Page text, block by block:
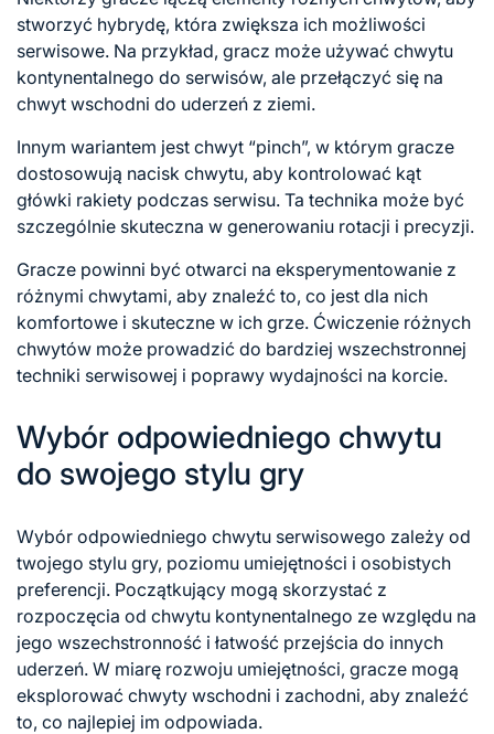
stworzyć hybrydę, która zwiększa ich możliwości
serwisowe. Na przykład, gracz może używać chwytu
kontynentalnego do serwisów, ale przełączyć się na
chwyt wschodni do uderzeń z ziemi.
Innym wariantem jest chwyt “pinch”, w którym gracze
dostosowują nacisk chwytu, aby kontrolować kąt
główki rakiety podczas serwisu. Ta technika może być
szczególnie skuteczna w generowaniu rotacji i precyzji.
Gracze powinni być otwarci na eksperymentowanie z
różnymi chwytami, aby znaleźć to, co jest dla nich
komfortowe i skuteczne w ich grze. Ćwiczenie różnych
chwytów może prowadzić do bardziej wszechstronnej
techniki serwisowej i poprawy wydajności na korcie.
Wybór odpowiedniego chwytu
do swojego stylu gry
Wybór odpowiedniego chwytu serwisowego zależy od
twojego stylu gry, poziomu umiejętności i osobistych
preferencji. Początkujący mogą skorzystać z
rozpoczęcia od chwytu kontynentalnego ze względu na
jego wszechstronność i łatwość przejścia do innych
uderzeń. W miarę rozwoju umiejętności, gracze mogą
eksplorować chwyty wschodni i zachodni, aby znaleźć
to, co najlepiej im odpowiada.